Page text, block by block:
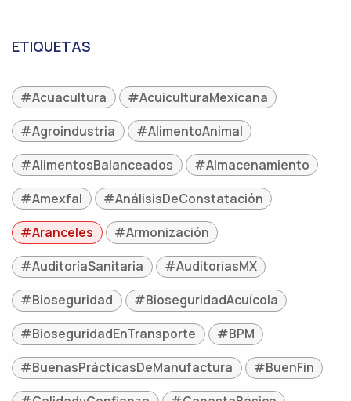
ETIQUETAS
#Acuacultura
#AcuiculturaMexicana
#Agroindustria
#AlimentoAnimal
#AlimentosBalanceados
#Almacenamiento
#Amexfal
#AnálisisDeConstatación
#Aranceles
#Armonización
#AuditoríaSanitaria
#AuditoríasMX
#Bioseguridad
#BioseguridadAcuícola
#BioseguridadEnTransporte
#BPM
#BuenasPrácticasDeManufactura
#BuenFin